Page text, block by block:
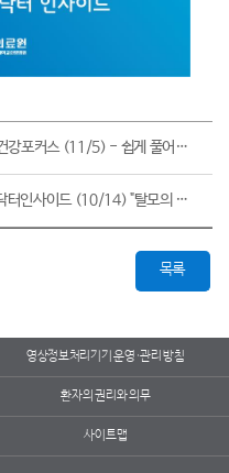
[방송] KBS1 라디오 건강포커스 (11/5) - 쉽게 풀어보는 "두통"
[방송] 부산MBC TV닥터인사이드 (10/14) "탈모의 모든 것"
목록
영상정보처리기기 운영·관리 방침
환자의 권리와 의무
사이트맵